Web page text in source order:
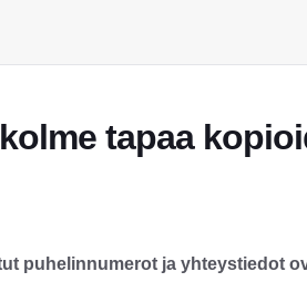
tapaa
puhelinnumerot ja yhteystiedot